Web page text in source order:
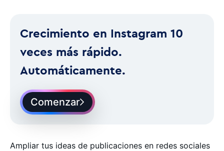
Crecimiento en Instagram 10
veces más rápido.
Automáticamente.
Comenzar
Ampliar tus ideas de publicaciones en redes sociales